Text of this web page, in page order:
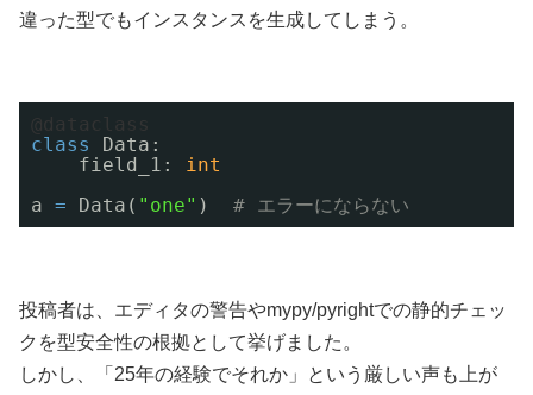
違った型でもインスタンスを生成してしまう。
@dataclass
class
Data:
field_1: int
a = Data( "one" ) # エラーにならない
投稿者は、エディタの警告やmypy/pyrightでの静的チェッ
クを型安全性の根拠として挙げました。
しかし、「25年の経験でそれか」という厳しい声も上が